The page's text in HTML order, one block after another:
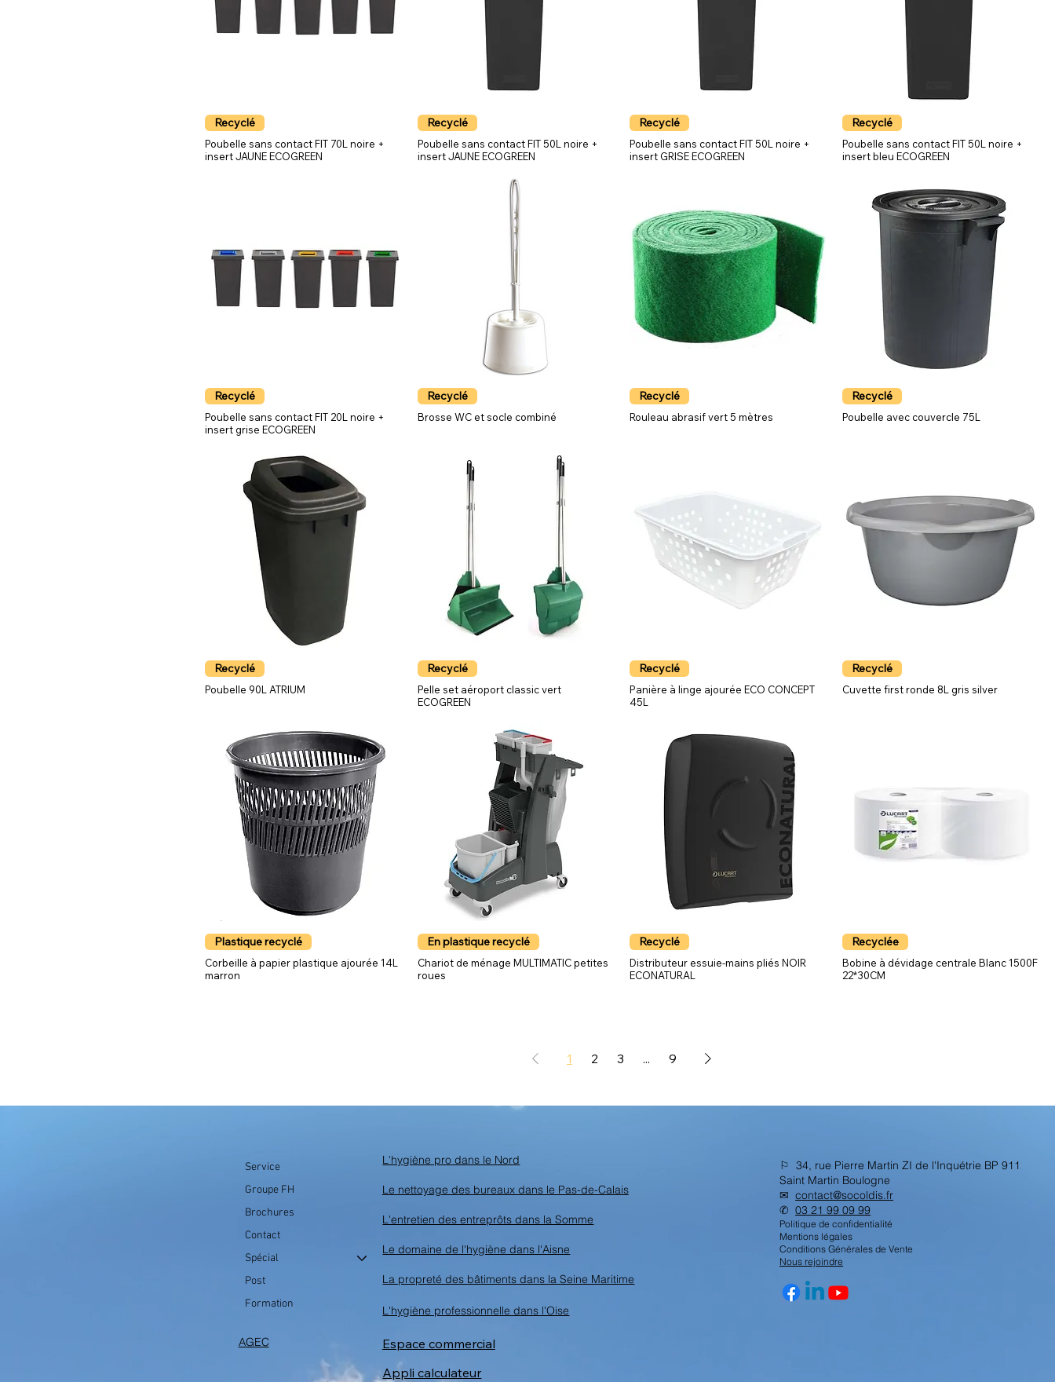
Recyclé
Poubelle sans contact FIT 70L noire +
insert JAUNE ECOGREEN
Recyclé
Poubelle sans contact FIT 50L noire +
insert JAUNE ECOGREEN
Recyclé
Poubelle sans contact FIT 50L noire +
insert GRISE ECOGREEN
Recyclé
Poubelle sans contact FIT 50L noire +
insert bleu ECOGREEN
Recyclé
Poubelle sans contact FIT 20L noire +
insert grise ECOGREEN
Recyclé
Brosse WC et socle combiné
Recyclé
Rouleau abrasif vert 5 mètres
Recyclé
Poubelle avec couvercle 75L
Recyclé
Poubelle 90L ATRIUM
Recyclé
Pelle set aéroport classic vert
ECOGREEN
Recyclé
Panière à linge ajourée ECO CONCEPT
45L
Recyclé
Cuvette first ronde 8L gris silver
Plastique recyclé
Corbeille à papier plastique ajourée 14L
marron
En plastique recyclé
Chariot de ménage MULTIMATIC petites
roues
Recyclé
Distributeur essuie-mains pliés NOIR
ECONATURAL
Recyclée
Bobine à dévidage centrale Blanc 1500F
22*30CM
1 2 3 ... 9
Service
Groupe FH
Brochures
Contact
Spécial
Post
Formation
AGEC
L'hygiène pro dans le Nord
Le nettoyage des bureaux dans le Pas-de-Calais
L'entretien des entreprôts dans la Somme
Le domaine de l'hygiène dans l'Aisne
La propreté des bâtiments dans la Seine Maritime
L'hygiène professionnelle dans l'Oise
Espace commercial
Appli calculateur
⚐ 34, rue Pierre Martin ZI de l'Inquétrie BP 911
Saint Martin Boulogne
✉︎contact@socoldis.fr
✆03 21 99 09 99
Politique de confidentialité
Mentions légales
Conditions Générales de Vente
Nous rejoindre